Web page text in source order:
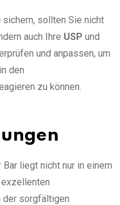
sollten Sie nicht
auch Ihre USP und
und anpassen, um
den
zu können.
liegt nicht nur in einem
der sorgfältigen